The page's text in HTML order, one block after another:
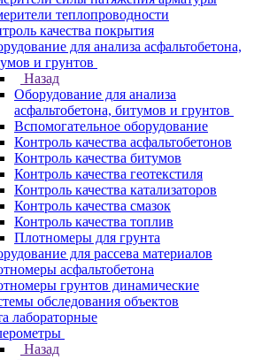
теплопроводности
качества покрытия
для анализа асфальтобетона,
и грунтов
Назад
Оборудование для анализа
асфальтобетона, битумов и грунтов
Вспомогательное оборудование
Контроль качества асфальтобетонов
Контроль качества битумов
Контроль качества геотекстиля
Контроль качества катализаторов
Контроль качества смазок
Контроль качества топлив
Плотномеры для грунта
для рассева материалов
асфальтобетона
грунтов динамические
обследования объектов
лабораторные
Назад